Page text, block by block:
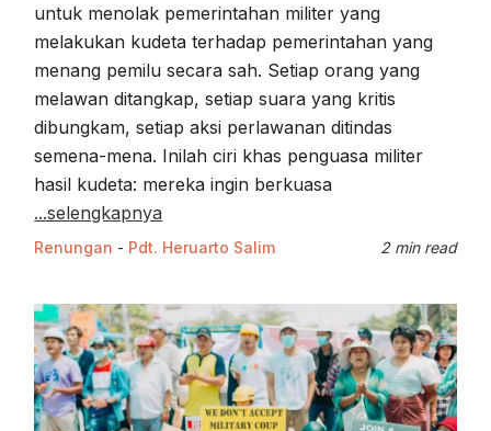
untuk menolak pemerintahan militer yang
melakukan kudeta terhadap pemerintahan yang
menang pemilu secara sah. Setiap orang yang
melawan ditangkap, setiap suara yang kritis
dibungkam, setiap aksi perlawanan ditindas
semena-mena. Inilah ciri khas penguasa militer
hasil kudeta: mereka ingin berkuasa
...selengkapnya
Renungan - Pdt. Heruarto Salim 2 min read